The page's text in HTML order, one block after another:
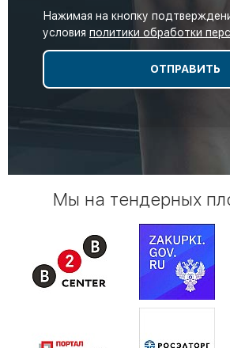
Нажимая на кнопку
условия политики обработки
Мы на тендерных